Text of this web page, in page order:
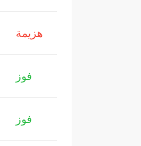
هزيمة
فوز
فوز